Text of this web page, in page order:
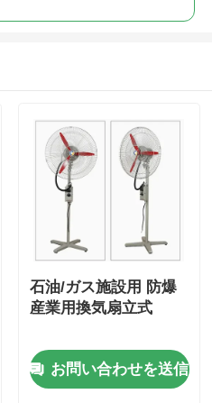
石油/ガス施設用 防爆
産業用換気扇立式
お問い合わせを送信